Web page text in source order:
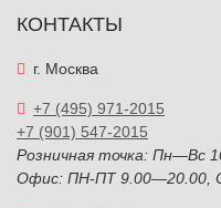
КОНТАКТЫ
г. Москва
+7 (495) 971-2015
+7 (901) 547-2015
Розничная точка: Пн—Вс
Офис: ПН-ПТ 9.00—20.00,